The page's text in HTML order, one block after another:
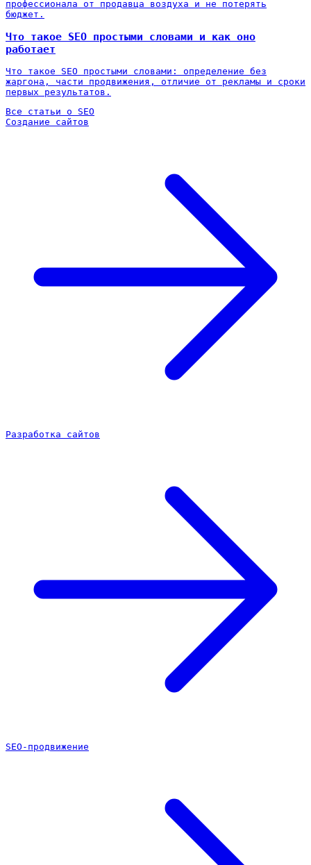
профессионала от продавца воздуха и не потерять
бюджет.
Что такое SEO простыми словами и как оно
работает
Что такое SEO простыми словами: определение без
жаргона, части продвижения, отличие от рекламы и сроки
первых результатов.
Все статьи о SEO
Создание сайтов
Разработка сайтов
SEO-продвижение